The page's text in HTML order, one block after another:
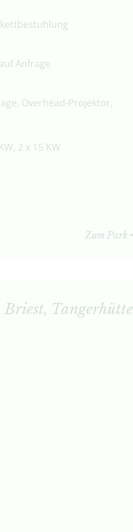
Anfrage
Overhead-Projektor,
2 x 15 KW
Zum Park
Tangerhütte